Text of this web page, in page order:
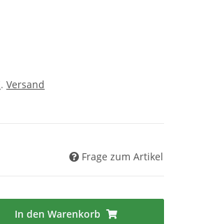
. Versand
Frage zum Artikel
In den Warenkorb